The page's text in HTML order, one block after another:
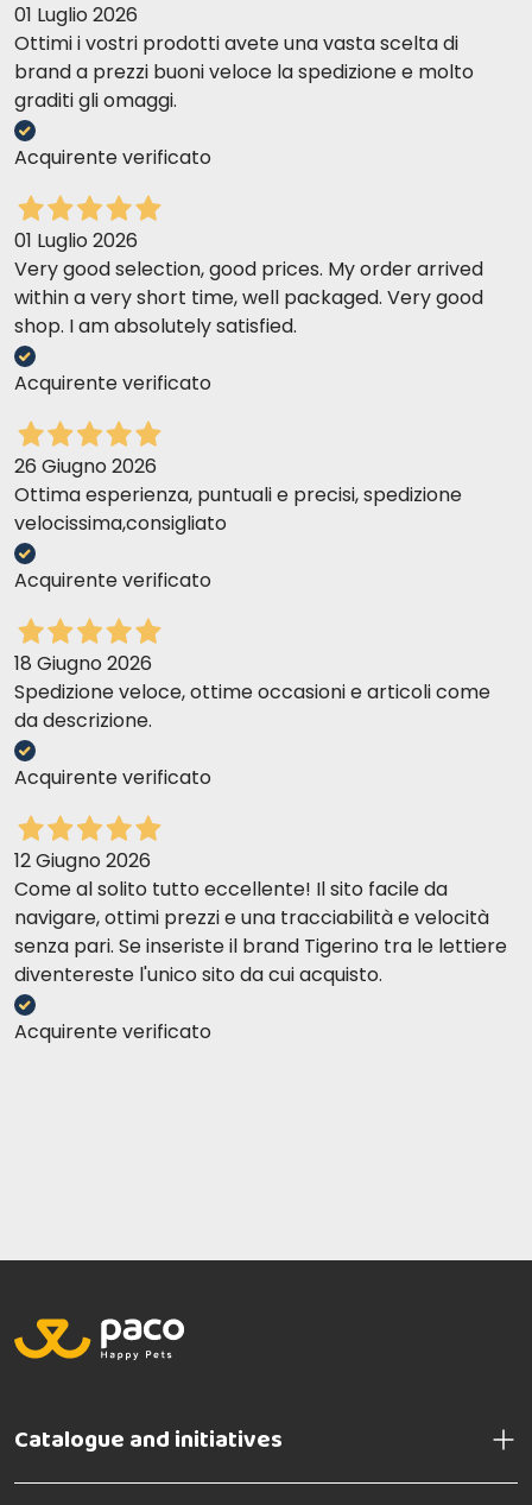
01 Luglio 2026
Ottimi i vostri prodotti avete una vasta scelta di
brand a prezzi buoni veloce la spedizione e molto
graditi gli omaggi.
Acquirente verificato
01 Luglio 2026
Very good selection, good prices. My order arrived
within a very short time, well packaged. Very good
shop. I am absolutely satisfied.
Acquirente verificato
26 Giugno 2026
Ottima esperienza, puntuali e precisi, spedizione
velocissima,consigliato
Acquirente verificato
18 Giugno 2026
Spedizione veloce, ottime occasioni e articoli come
da descrizione.
Acquirente verificato
12 Giugno 2026
Come al solito tutto eccellente! Il sito facile da
navigare, ottimi prezzi e una tracciabilità e velocità
senza pari. Se inseriste il brand Tigerino tra le lettiere
diventereste l'unico sito da cui acquisto.
Acquirente verificato
Catalogue and initiatives